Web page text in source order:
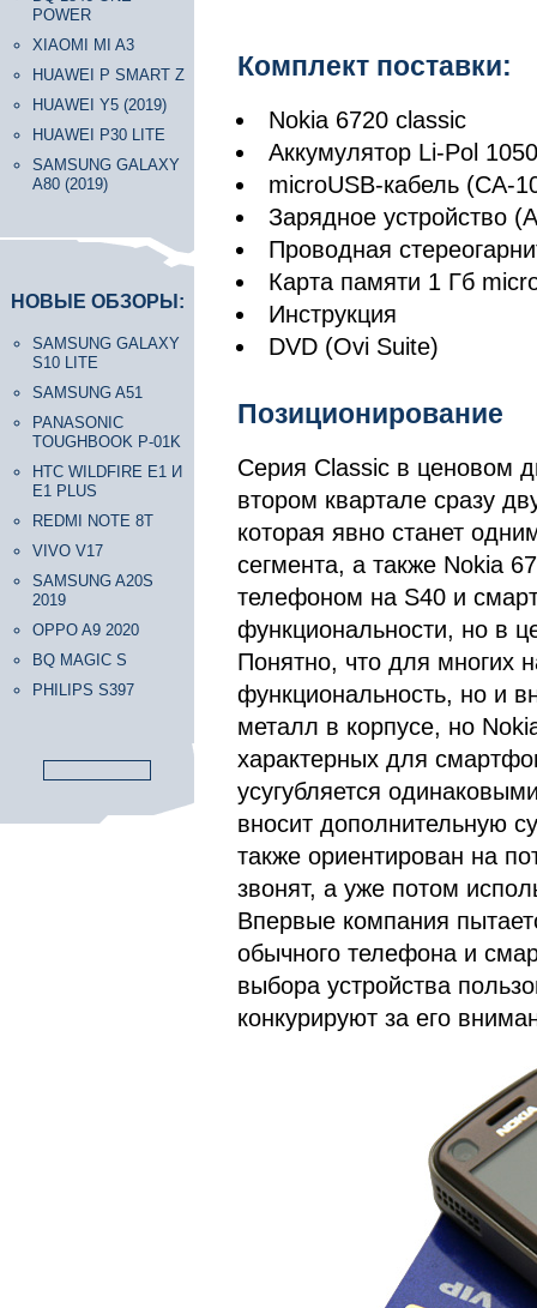
POWER
XIAOMI MI A3
HUAWEI P SMART Z
HUAWEI Y5 (2019)
HUAWEI P30 LITE
SAMSUNG GALAXY
A80 (2019)
НОВЫЕ ОБЗОРЫ:
SAMSUNG GALAXY
S10 LITE
SAMSUNG A51
PANASONIC
TOUGHBOOK P-01K
HTC WILDFIRE E1 И
E1 PLUS
REDMI NOTE 8T
VIVO V17
SAMSUNG A20S
2019
OPPO A9 2020
BQ MAGIC S
PHILIPS S397
Комплект поставки:
Nokia 6720 classic
Аккумулятор Li-Pol
microUSB-кабель (CA-
Зарядное устройство
Проводная
Карта памяти 1 Гб
Инструкция
DVD (Ovi Suite)
Позиционирование
Серия Classic в ценовом
втором квартале сразу
которая явно станет
сегмента, а также Nokia
телефоном на S40 и
функциональности, но в
Понятно, что для многих
функциональность, но и
металл в корпусе, но
характерных для
усугубляется
вносит дополнительную
также ориентирован на
звонят, а уже потом
Впервые компания
обычного телефона и
выбора устройства
конкурируют за его